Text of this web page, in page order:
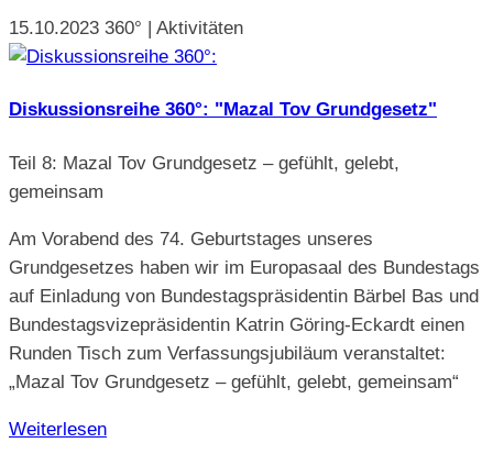
15.10.2023 360° | Aktivitäten
Diskussionsreihe 360°: "Mazal Tov Grundgesetz"
Teil 8: Mazal Tov Grundgesetz – gefühlt, gelebt,
gemeinsam
Am Vorabend des 74. Geburtstages unseres
Grundgesetzes haben wir im Europasaal des Bundestags
auf Einladung von Bundestagspräsidentin Bärbel Bas und
Bundestagsvizepräsidentin Katrin Göring-Eckardt einen
Runden Tisch zum Verfassungsjubiläum veranstaltet:
„Mazal Tov Grundgesetz – gefühlt, gelebt, gemeinsam“
Weiterlesen